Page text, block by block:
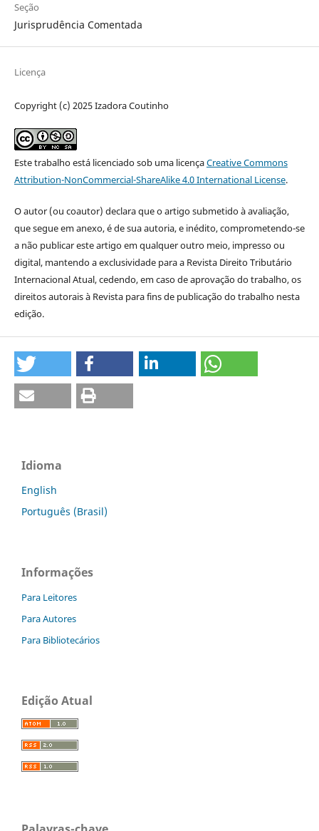
Seção
Jurisprudência Comentada
Licença
Copyright (c) 2025 Izadora Coutinho
Este trabalho está licenciado sob uma licençaCreative Commons
Attribution-NonCommercial-ShareAlike 4.0 International License.
O autor (ou coautor) declara que o artigo submetido à avaliação,
que segue em anexo, é de sua autoria, e inédito, comprometendo-se
a não publicar este artigo em qualquer outro meio, impresso ou
digital, mantendo a exclusividade para a Revista Direito Tributário
Internacional Atual, cedendo, em caso de aprovação do trabalho, os
direitos autorais à Revista para fins de publicação do trabalho nesta
edição.
Idioma
English
Português (Brasil)
Informações
Para Leitores
Para Autores
Para Bibliotecários
Edição Atual